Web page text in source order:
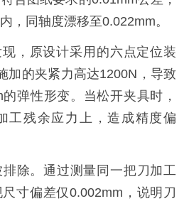
，同轴度漂移至0.022mm。
，原设计采用的六点定位装
加的夹紧力高达1200N，导致
弹性形变。当松开夹具时，
工残余应力上，造成精度偏
除。通过测量同一把刀加工
寸偏差仅0.002mm，说明刀